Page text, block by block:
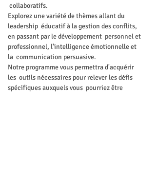
collaboratifs.
Explorez une variété de thèmes allant du
leadership  éducatif à la gestion des conflits,
en passant par le développement  personnel et
professionnel, l'intelligence émotionnelle et
la  communication persuasive.
Notre programme vous permettra d'acquérir
les  outils nécessaires pour relever les défis
spécifiques auxquels vous  pourriez être